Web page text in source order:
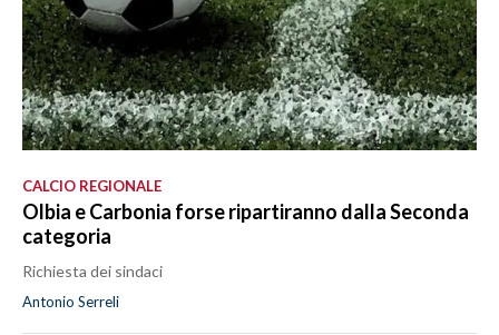
CALCIO REGIONALE
Olbia e Carbonia forse ripartiranno dalla Seconda
categoria
Richiesta dei sindaci
Antonio Serreli